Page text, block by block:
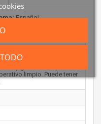
Español
leasing bancario.
limpio. Puede tener